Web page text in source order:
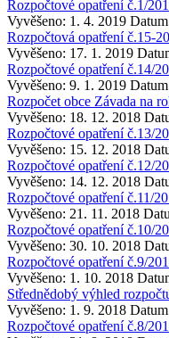
Rozpočtové opatření č.1/
Vyvěšeno: 1. 4. 2019
Rozpočtová opatření č.15-
Vyvěšeno: 17. 1. 2019
Rozpočtové opatření č.14/
Vyvěšeno: 9. 1. 2019
Rozpočet obce Závada na
Vyvěšeno: 18. 12. 2018
Rozpočtové opatření č.13/
Vyvěšeno: 15. 12. 2018
Rozpočtové opatření č.12/
Vyvěšeno: 14. 12. 2018
Rozpočtové opatření č.11/
Vyvěšeno: 21. 11. 2018
Rozpočtové opatření č.10/
Vyvěšeno: 30. 10. 2018
Rozpočtové opatření č.9/
Vyvěšeno: 1. 10. 2018
Střednědobý výhled
Vyvěšeno: 1. 9. 2018
Rozpočtové opatření č.8/